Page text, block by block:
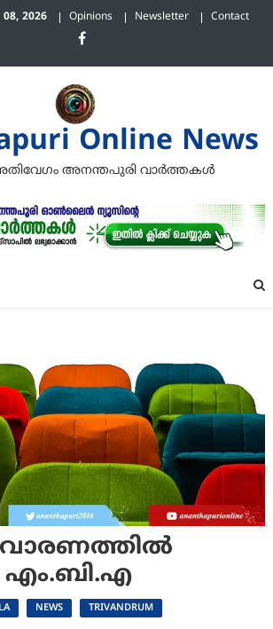
2026 Opinions Newsletter Contact
Online News
അനന്തപുരി വാര്‍ത്തകള്‍
എം.ബി.എ
NEWS TRIVANDRUM